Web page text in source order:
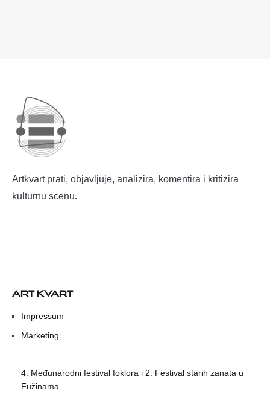
Artkvart prati, objavljuje, analizira, komentira i kritizira
kulturnu scenu.
ART KVART
Impressum
Marketing
4. Međunarodni festival foklora i 2. Festival starih zanata u
Fužinama